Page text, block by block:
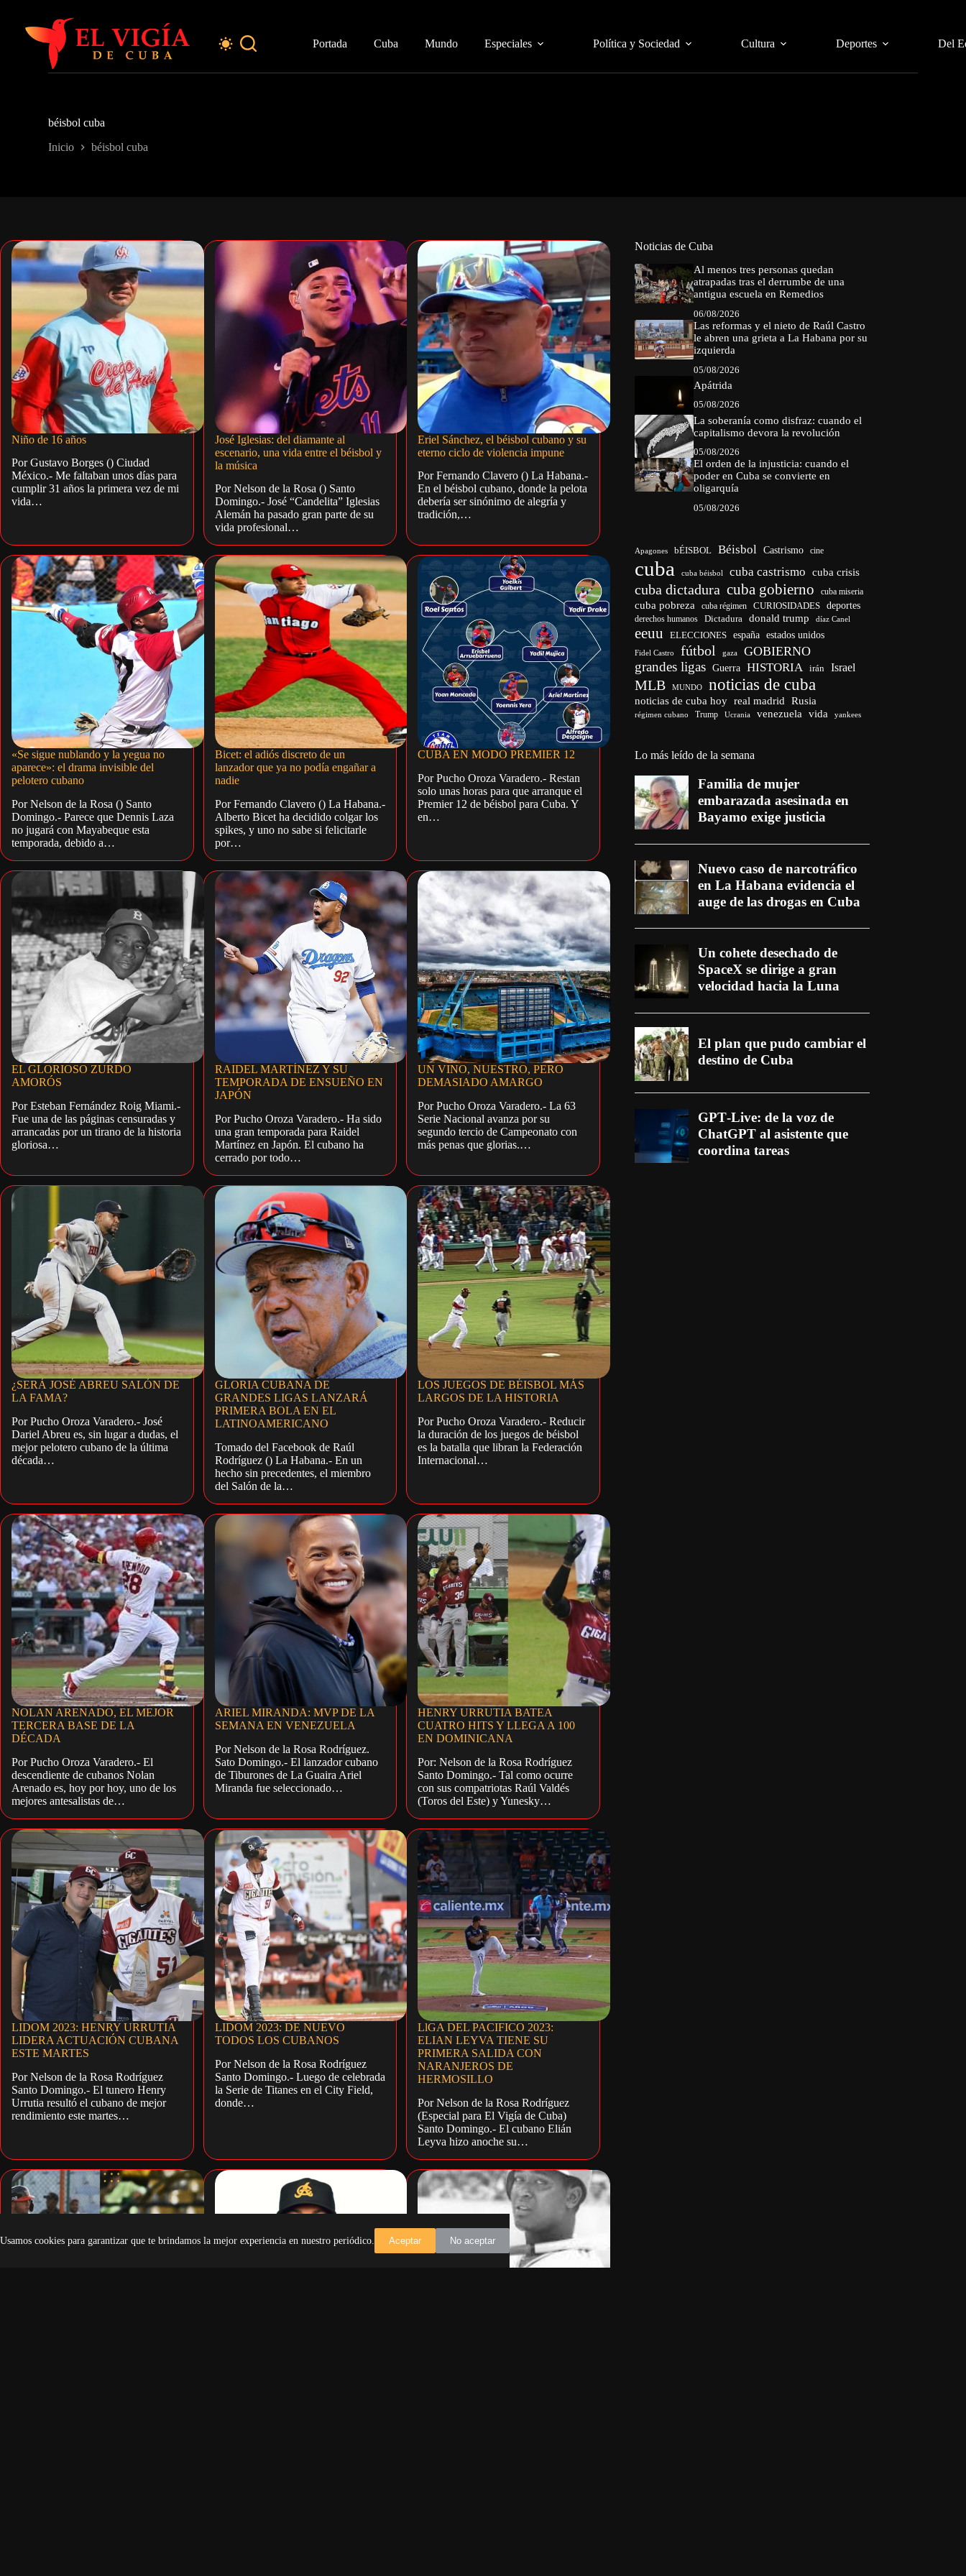
contenido
Usamos cookies para garantizar que te brindamos la mejor experiencia en nuestro periódico. Aceptar No aceptar
Portada Cuba Mundo Especiales Política y Sociedad Cultura Deportes Del
béisbol cuba
Inicio béisbol cuba
Niño de 16 años
Por Gustavo Borges () Ciudad
México.- Me faltaban unos días para
cumplir 31 años la primera vez de mi
vida…
José Iglesias: del diamante al
escenario, una vida entre el béisbol y
la música
Por Nelson de la Rosa () Santo
Domingo.- José “Candelita” Iglesias
Alemán ha pasado gran parte de su
vida profesional…
Eriel Sánchez, el béisbol cubano y su
eterno ciclo de violencia impune
Por Fernando Clavero () La Habana.-
En el béisbol cubano, donde la pelota
debería ser sinónimo de alegría y
tradición,…
«Se sigue nublando y la yegua no
aparece»: el drama invisible del
pelotero cubano
Por Nelson de la Rosa () Santo
Domingo.- Parece que Dennis Laza
no jugará con Mayabeque esta
temporada, debido a…
Bicet: el adiós discreto de un
lanzador que ya no podía engañar a
nadie
Por Fernando Clavero () La Habana.-
Alberto Bicet ha decidido colgar los
spikes, y uno no sabe si felicitarle
por…
CUBA EN MODO PREMIER 12
Por Pucho Oroza Varadero.- Restan
solo unas horas para que arranque el
Premier 12 de béisbol para Cuba. Y
en…
EL GLORIOSO ZURDO
AMORÓS
Por Esteban Fernández Roig Miami.-
Fue una de las páginas censuradas y
arrancadas por un tirano de la historia
gloriosa…
RAIDEL MARTÍNEZ Y SU
TEMPORADA DE ENSUEÑO EN
JAPÓN
Por Pucho Oroza Varadero.- Ha sido
una gran temporada para Raidel
Martínez en Japón. El cubano ha
cerrado por todo…
UN VINO, NUESTRO, PERO
DEMASIADO AMARGO
Por Pucho Oroza Varadero.- La 63
Serie Nacional avanza por su
segundo tercio de Campeonato con
más penas que glorias.…
¿SERÁ JOSÉ ABREU SALÓN DE
LA FAMA?
Por Pucho Oroza Varadero.- José
Dariel Abreu es, sin lugar a dudas, el
mejor pelotero cubano de la última
década…
GLORIA CUBANA DE
GRANDES LIGAS LANZARÁ
PRIMERA BOLA EN EL
LATINOAMERICANO
Tomado del Facebook de Raúl
Rodríguez () La Habana.- En un
hecho sin precedentes, el miembro
del Salón de la…
LOS JUEGOS DE BÉISBOL MÁS
LARGOS DE LA HISTORIA
Por Pucho Oroza Varadero.- Reducir
la duración de los juegos de béisbol
es la batalla que libran la Federación
Internacional…
NOLAN ARENADO, EL MEJOR
TERCERA BASE DE LA
DÉCADA
Por Pucho Oroza Varadero.- El
descendiente de cubanos Nolan
Arenado es, hoy por hoy, uno de los
mejores antesalistas de…
ARIEL MIRANDA: MVP DE LA
SEMANA EN VENEZUELA
Por Nelson de la Rosa Rodríguez.
Sato Domingo.- El lanzador cubano
de Tiburones de La Guaira Ariel
Miranda fue seleccionado…
HENRY URRUTIA BATEA
CUATRO HITS Y LLEGA A 100
EN DOMINICANA
Por: Nelson de la Rosa Rodríguez
Santo Domingo.- Tal como ocurre
con sus compatriotas Raúl Valdés
(Toros del Este) y Yunesky…
LIDOM 2023: HENRY URRUTIA
LIDERA ACTUACIÓN CUBANA
ESTE MARTES
Por Nelson de la Rosa Rodríguez
Santo Domingo.- El tunero Henry
Urrutia resultó el cubano de mejor
rendimiento este martes…
LIDOM 2023: DE NUEVO
TODOS LOS CUBANOS
Por Nelson de la Rosa Rodríguez
Santo Domingo.- Luego de celebrada
la Serie de Titanes en el City Field,
donde…
LlGA DEL PACIFICO 2023:
ELIAN LEYVA TIENE SU
PRIMERA SALIDA CON
NARANJEROS DE
HERMOSILLO
Por Nelson de la Rosa Rodríguez
(Especial para El Vigía de Cuba)
Santo Domingo.- El cubano Elián
Leyva hizo anoche su…
Noticias de Cuba
Al menos tres personas quedan
atrapadas tras el derrumbe de una
antigua escuela en Remedios
06/08/2026
Las reformas y el nieto de Raúl Castro
le abren una grieta a La Habana por su
izquierda
05/08/2026
Apátrida
05/08/2026
La soberanía como disfraz: cuando el
capitalismo devora la revolución
05/08/2026
El orden de la injusticia: cuando el
poder en Cuba se convierte en
oligarquía
05/08/2026
Apagones bÉISBOL Béisbol Castrismo cine
cuba cuba béisbol cuba castrismo cuba crisis
cuba dictadura cuba gobierno cuba miseria
cuba pobreza cuba régimen CURIOSIDADES deportes
derechos humanos Dictadura donald trump díaz Canel
eeuu ELECCIONES españa estados unidos
Fidel Castro fútbol gaza GOBIERNO
grandes ligas Guerra HISTORIA irán Israel
MLB MUNDO noticias de cuba
noticias de cuba hoy real madrid Rusia
régimen cubano Trump Ucrania venezuela vida yankees
Lo más leído de la semana